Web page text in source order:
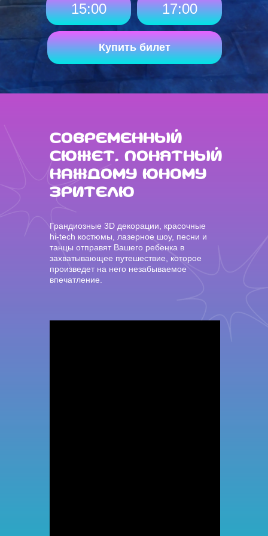
Купить билет
17:00
15:00
Грандиозные 3D декорации, красочные
hi-tech костюмы, лазерное шоу, песни и
танцы отправят Вашего ребенка в
захватывающее путешествие, которое
произведет на него незабываемое
впечатление.
Современный
сюжет, понятный
каждому юному
зрителю